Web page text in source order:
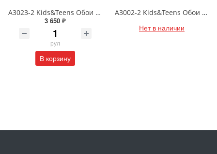
A3023-2 Kids&Teens Обои DUPLEX (бумажные) 0.93*17.75
3 650 ₽
рул
В корзину
A3002-2 Kids&Teens Обои DUPLEX (бумажные) 0.93*17.75
Нет в наличии